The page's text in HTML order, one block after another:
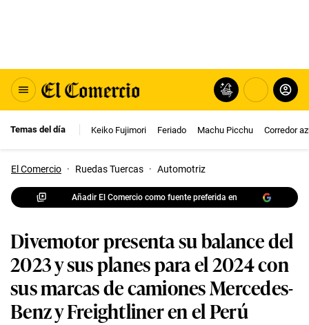
Temas del día Keiko Fujimori Feriado Machu Picchu Corredor
El Comercio · Ruedas Tuercas · Automotriz
Añadir El Comercio como fuente preferida en
Divemotor presenta su balance del
2023 y sus planes para el 2024 con
sus marcas de camiones Mercedes-
Benz y Freightliner en el Perú